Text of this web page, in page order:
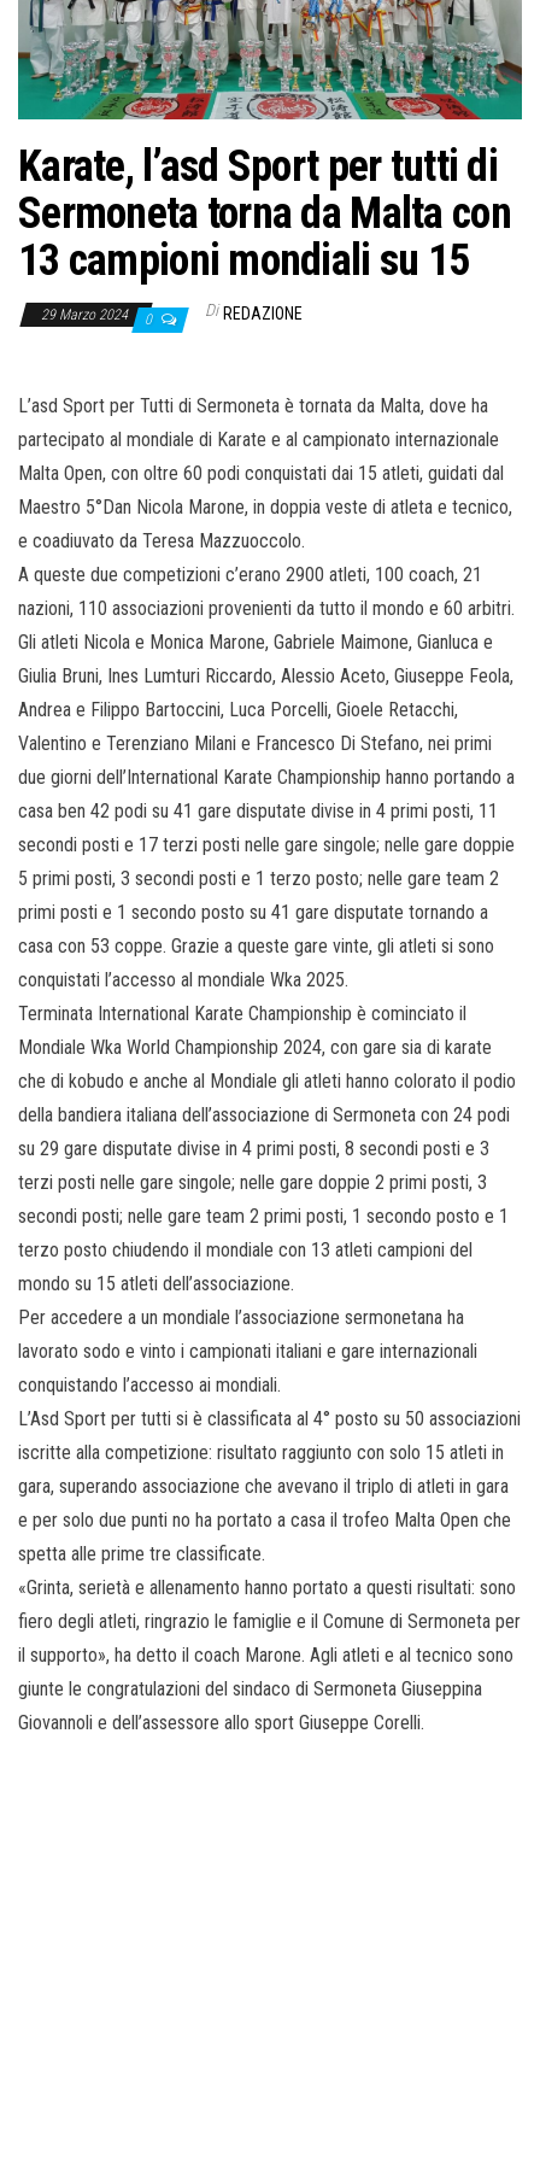
Karate, l’asd Sport per tutti di
Sermoneta torna da Malta con
13 campioni mondiali su 15
29 Marzo 2024 0 Di REDAZIONE
L’asd Sport per Tutti di Sermoneta è tornata da Malta, dove ha
partecipato al mondiale di Karate e al campionato internazionale
Malta Open, con oltre 60 podi conquistati dai 15 atleti, guidati dal
Maestro 5°Dan Nicola Marone, in doppia veste di atleta e tecnico,
e coadiuvato da Teresa Mazzuoccolo.
A queste due competizioni c’erano 2900 atleti, 100 coach, 21
nazioni, 110 associazioni provenienti da tutto il mondo e 60 arbitri.
Gli atleti Nicola e Monica Marone, Gabriele Maimone, Gianluca e
Giulia Bruni, Ines Lumturi Riccardo, Alessio Aceto, Giuseppe Feola,
Andrea e Filippo Bartoccini, Luca Porcelli, Gioele Retacchi,
Valentino e Terenziano Milani e Francesco Di Stefano, nei primi
due giorni dell’International Karate Championship hanno portando a
casa ben 42 podi su 41 gare disputate divise in 4 primi posti, 11
secondi posti e 17 terzi posti nelle gare singole; nelle gare doppie
5 primi posti, 3 secondi posti e 1 terzo posto; nelle gare team 2
primi posti e 1 secondo posto su 41 gare disputate tornando a
casa con 53 coppe. Grazie a queste gare vinte, gli atleti si sono
conquistati l’accesso al mondiale Wka 2025.
Terminata International Karate Championship è cominciato il
Mondiale Wka World Championship 2024, con gare sia di karate
che di kobudo e anche al Mondiale gli atleti hanno colorato il podio
della bandiera italiana dell’associazione di Sermoneta con 24 podi
su 29 gare disputate divise in 4 primi posti, 8 secondi posti e 3
terzi posti nelle gare singole; nelle gare doppie 2 primi posti, 3
secondi posti; nelle gare team 2 primi posti, 1 secondo posto e 1
terzo posto chiudendo il mondiale con 13 atleti campioni del
mondo su 15 atleti dell’associazione.
Per accedere a un mondiale l’associazione sermonetana ha
lavorato sodo e vinto i campionati italiani e gare internazionali
conquistando l’accesso ai mondiali.
L’Asd Sport per tutti si è classificata al 4° posto su 50 associazioni
iscritte alla competizione: risultato raggiunto con solo 15 atleti in
gara, superando associazione che avevano il triplo di atleti in gara
e per solo due punti no ha portato a casa il trofeo Malta Open che
spetta alle prime tre classificate.
«Grinta, serietà e allenamento hanno portato a questi risultati: sono
fiero degli atleti, ringrazio le famiglie e il Comune di Sermoneta per
il supporto», ha detto il coach Marone. Agli atleti e al tecnico sono
giunte le congratulazioni del sindaco di Sermoneta Giuseppina
Giovannoli e dell’assessore allo sport Giuseppe Corelli.